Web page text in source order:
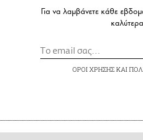
Για να λαμβάνετε κάθε
ΟΡΟΙ ΧΡΗΣΗΣΚΑΙ